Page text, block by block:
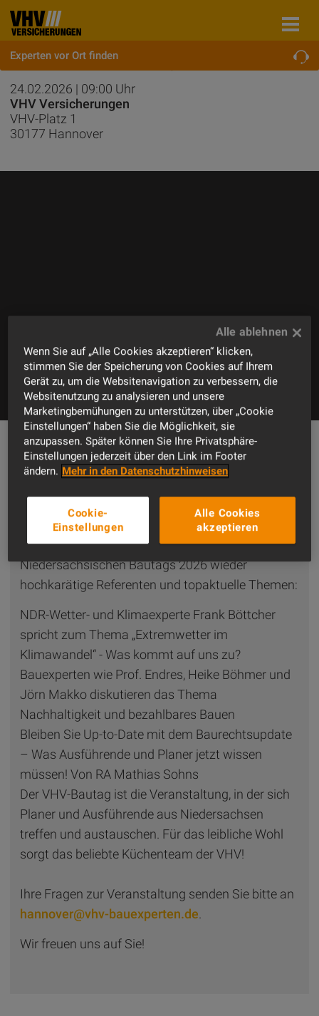
Experten vor Ort finden
Niedersächsischer Bautag 2026
24.02.2026 | 09:00 Uhr
VHV Versicherungen
VHV-Platz 1
30177 Hannover
Informationen zur Veranstaltung
wieder VOR ORT! Gemeinsam mit den
Niedersächsischen Baugewerbeverband
präsentieren wir im Rahmen des
Niedersächsischen Bautags 2026 wieder
hochkarätige Referenten und topaktuelle Themen:
NDR-Wetter- und Klimaexperte Frank Böttcher
spricht zum Thema „Extremwetter im
Klimawandel“ - Was kommt auf uns zu?
Bauexperten wie Prof. Endres, Heike Böhmer und
Jörn Makko diskutieren das Thema
Nachhaltigkeit und bezahlbares Bauen
Bleiben Sie Up-to-Date mit dem Baurechtsupdate
– Was Ausführende und Planer jetzt wissen
müssen! Von RA Mathias Sohns
Der VHV-Bautag ist die Veranstaltung, in der sich
Planer und Ausführende aus Niedersachsen
treffen und austauschen. Für das leibliche Wohl
sorgt das beliebte Küchenteam der VHV!
Ihre Fragen zur Veranstaltung senden Sie bitte an
hannover@vhv-bauexperten.de
Wir freuen uns auf Sie!
Wenn Sie auf „Alle Cookies akzeptieren“ klicken,
stimmen Sie der Speicherung von Cookies auf Ihrem
Gerät zu, um die Websitenavigation zu verbessern, die
Websitenutzung zu analysieren und unsere
Marketingbemühungen zu unterstützen, über „Cookie
Einstellungen“ haben Sie die Möglichkeit, sie
anzupassen. Später können Sie Ihre Privatsphäre-
Einstellungen jederzeit über den Link im Footer
ändern. Mehr in den Datenschutzhinweisen
Alle Cookies
akzeptieren
Cookie-
Einstellungen